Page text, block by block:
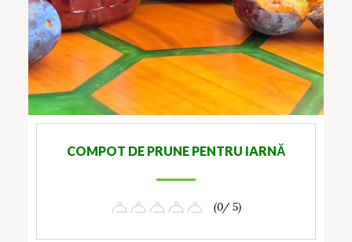
COMPOT DE PRUNE PENTRU IARNĂ
(0/ 5)